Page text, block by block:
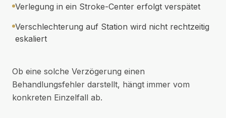
Verlegung in ein Stroke-Center erfolgt verspätet
Verschlechterung auf Station wird nicht rechtzeitig
eskaliert
Ob eine solche Verzögerung einen
Behandlungsfehler darstellt, hängt immer vom
konkreten Einzelfall ab.